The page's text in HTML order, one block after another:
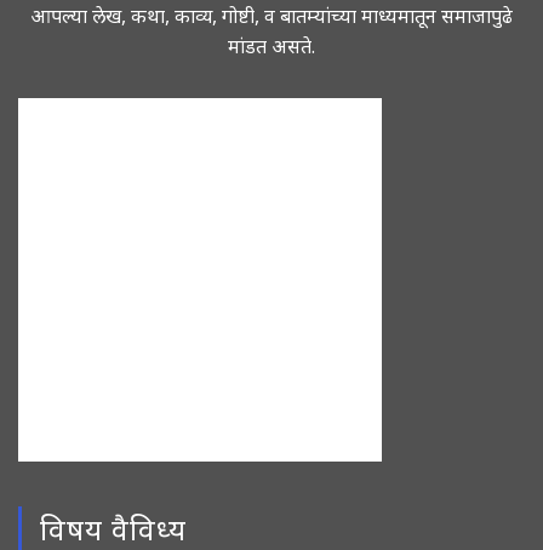
आपल्या लेख, कथा, काव्य, गोष्टी, व बातम्यांच्या माध्यमातून समाजापुढे
मांडत असते.
विषय वैविध्य